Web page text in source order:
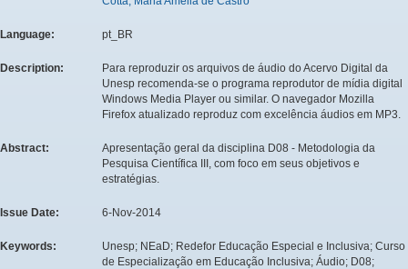
Language: pt_BR
Description:
Para reproduzir os arquivos de áudio do Acervo Digital da
Unesp recomenda-se o programa reprodutor de mídia digital
Windows Media Player ou similar. O navegador Mozilla
Firefox atualizado reproduz com excelência áudios em MP3.
Abstract:
Apresentação geral da disciplina D08 - Metodologia da
Pesquisa Científica III, com foco em seus objetivos e
estratégias.
Issue Date: 6-Nov-2014
Keywords:
Unesp; NEaD; Redefor Educação Especial e Inclusiva; Curso
de Especialização em Educação Inclusiva; Áudio; D08;